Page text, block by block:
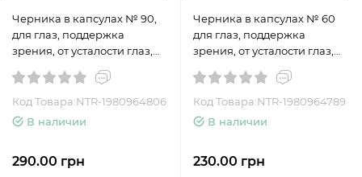
Черника в капсулах № 90,
для глаз, поддержка
зрения, от усталости глаз,
Код Товара:NTR-1980964806
В наличии
290.00 грн
Черника в капсулах № 60
для глаз, поддержка
зрения, от усталости глаз,
Код Товара:NTR-1980964789
В наличии
230.00 грн